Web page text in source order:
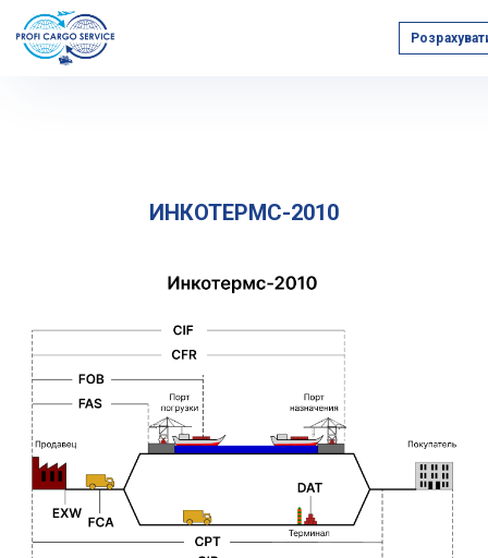
Главная ИНКОТЕРМС-2010
ИНКОТЕРМС-2010